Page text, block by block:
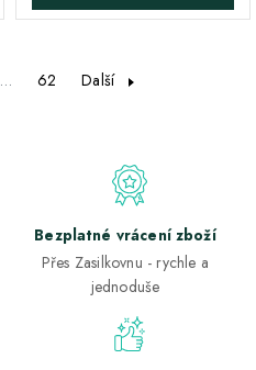
… 62 Další
Bezplatné vrácení zboží
Přes Zasilkovnu - rychle a
jednoduše